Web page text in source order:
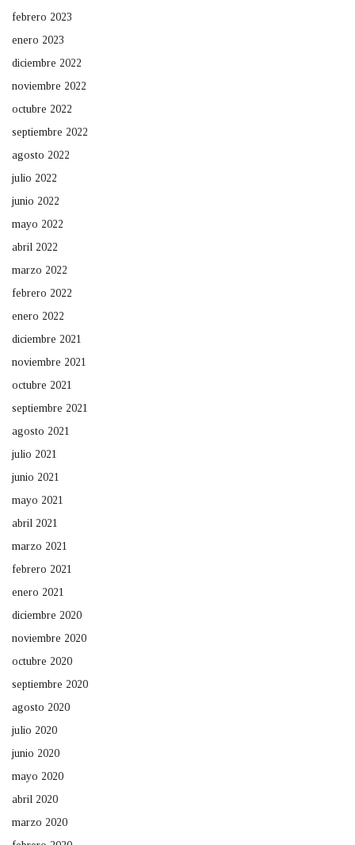
febrero 2023
enero 2023
diciembre 2022
noviembre 2022
octubre 2022
septiembre 2022
agosto 2022
julio 2022
junio 2022
mayo 2022
abril 2022
marzo 2022
febrero 2022
enero 2022
diciembre 2021
noviembre 2021
octubre 2021
septiembre 2021
agosto 2021
julio 2021
junio 2021
mayo 2021
abril 2021
marzo 2021
febrero 2021
enero 2021
diciembre 2020
noviembre 2020
octubre 2020
septiembre 2020
agosto 2020
julio 2020
junio 2020
mayo 2020
abril 2020
marzo 2020